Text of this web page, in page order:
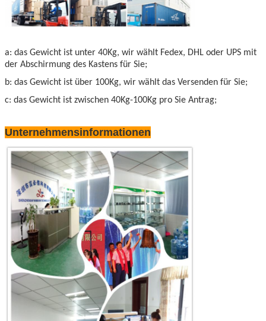
a: das Gewicht ist unter 40Kg, wir wählt Fedex, DHL oder UPS mit
der Abschirmung des Kastens für Sie;
b: das Gewicht ist über 100Kg, wir wählt das Versenden für Sie;
c: das Gewicht ist zwischen 40Kg-100Kg pro Sie Antrag;
Unternehmensinformationen